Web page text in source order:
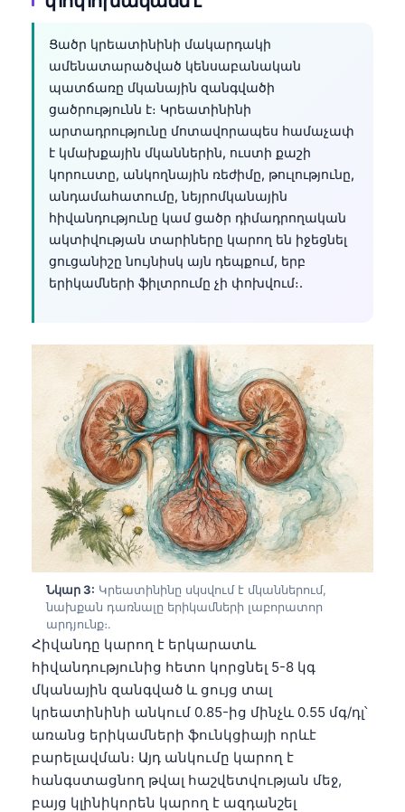
Ցածր կրեատինինի մակարդակի
ամենատարածված կենսաբանական
պատճառը մկանային զանգվածի
ցածրությունն է։ Կրեատինինի
արտադրությունը մոտավորապես համաչափ
է կմախքային մկաններին, ուստի քաշի
կորուստը, անկողնային ռեժիմը, թուլությունը,
անդամահատումը, նեյրոմկանային
հիվանդությունը կամ ցածր դիմադրողական
ակտիվության տարիները կարող են իջեցնել
ցուցանիշը նույնիսկ այն դեպքում, երբ
երիկամների ֆիլտրումը չի փոխվում։.
Նկար 3: Կրեատինինը սկսվում է մկաններում,
նախքան դառնալը երիկամների լաբորատոր
արդյունք։.
Հիվանդը կարող է երկարատև
հիվանդությունից հետո կորցնել 5-8 կգ
մկանային զանգված և ցույց տալ
կրեատինինի անկում 0.85-ից մինչև 0.55 մգ/դլ՝
առանց երիկամների ֆունկցիայի որևէ
բարելավման։ Այդ անկումը կարող է
հանգստացնող թվալ հաշվետվության մեջ,
բայց կլինիկորեն կարող է ազդանշել